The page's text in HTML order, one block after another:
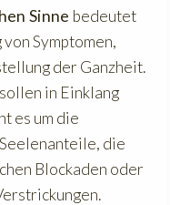
Sinne bedeutet
Symptomen,
der Ganzheit.
in Einklang
es um die
die
Blockaden oder